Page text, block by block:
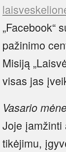
„Facebook“
pažinimo
Misiją
visas jas
Vasario
Joje įamžinti
tikėjimu,